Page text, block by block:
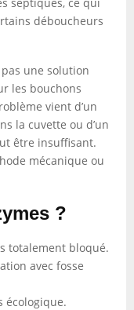
déboucheurs
une solution
les bouchons
vient d’un
la cuvette ou d’un
être insuffisant.
mécanique ou
?
totalement bloqué.
avec fosse
écologique.